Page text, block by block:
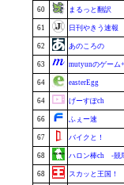
60 まるっと翻訳
61 日刊やきう速報
62 あのころの
63 mutyunのゲーム
64 easterEgg
64 げーすぽch
66 ふぇー速
67 バイクと！
68 ハロン棒ch -競
68 スカッと王国！